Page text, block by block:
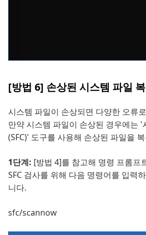
[방법 6] 손상된 시스템 파일
시스템 파일이 손상되면 다양한 오류
만약 시스템 파일이 손상된 경우에는 '
(SFC)' 도구를 사용해 손상된 파일을
1단계: [방법 4]를 참고해 명령 프롬프
SFC 검사를 위해 다음 명령어를 입력
니다.
sfc/scannow